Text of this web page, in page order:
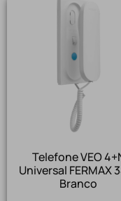
Telefone VEO
Universal FERMAX
Branco